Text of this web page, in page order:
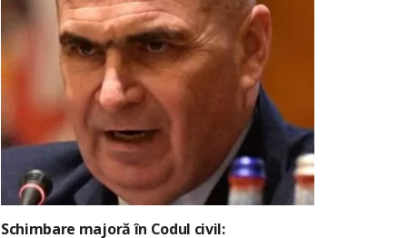
Schimbare majoră în Codul civil: